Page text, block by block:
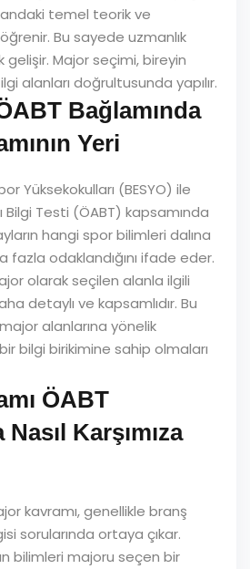
temel teorik ve
Bu sayede uzmanlık
gelişir. Major seçimi, bireyin
alanları doğrultusunda yapılır.
Bağlamında
Yeri
Yüksekokulları (BESYO) ile
Testi (ÖABT) kapsamında
hangi spor bilimleri dalına
fazla odaklandığını ifade eder.
olarak seçilen alanla ilgili
detaylı ve kapsamlıdır. Bu
alanlarına yönelik
bilgi birikimine sahip olmaları
ÖABT
Karşımıza
kavramı, genellikle branş
sorularında ortaya çıkar.
bilimleri majoru seçen bir